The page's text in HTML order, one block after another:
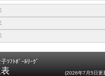
ｿﾌﾄﾎﾞｰﾙﾘｰｸﾞ
(2026年7月5日更